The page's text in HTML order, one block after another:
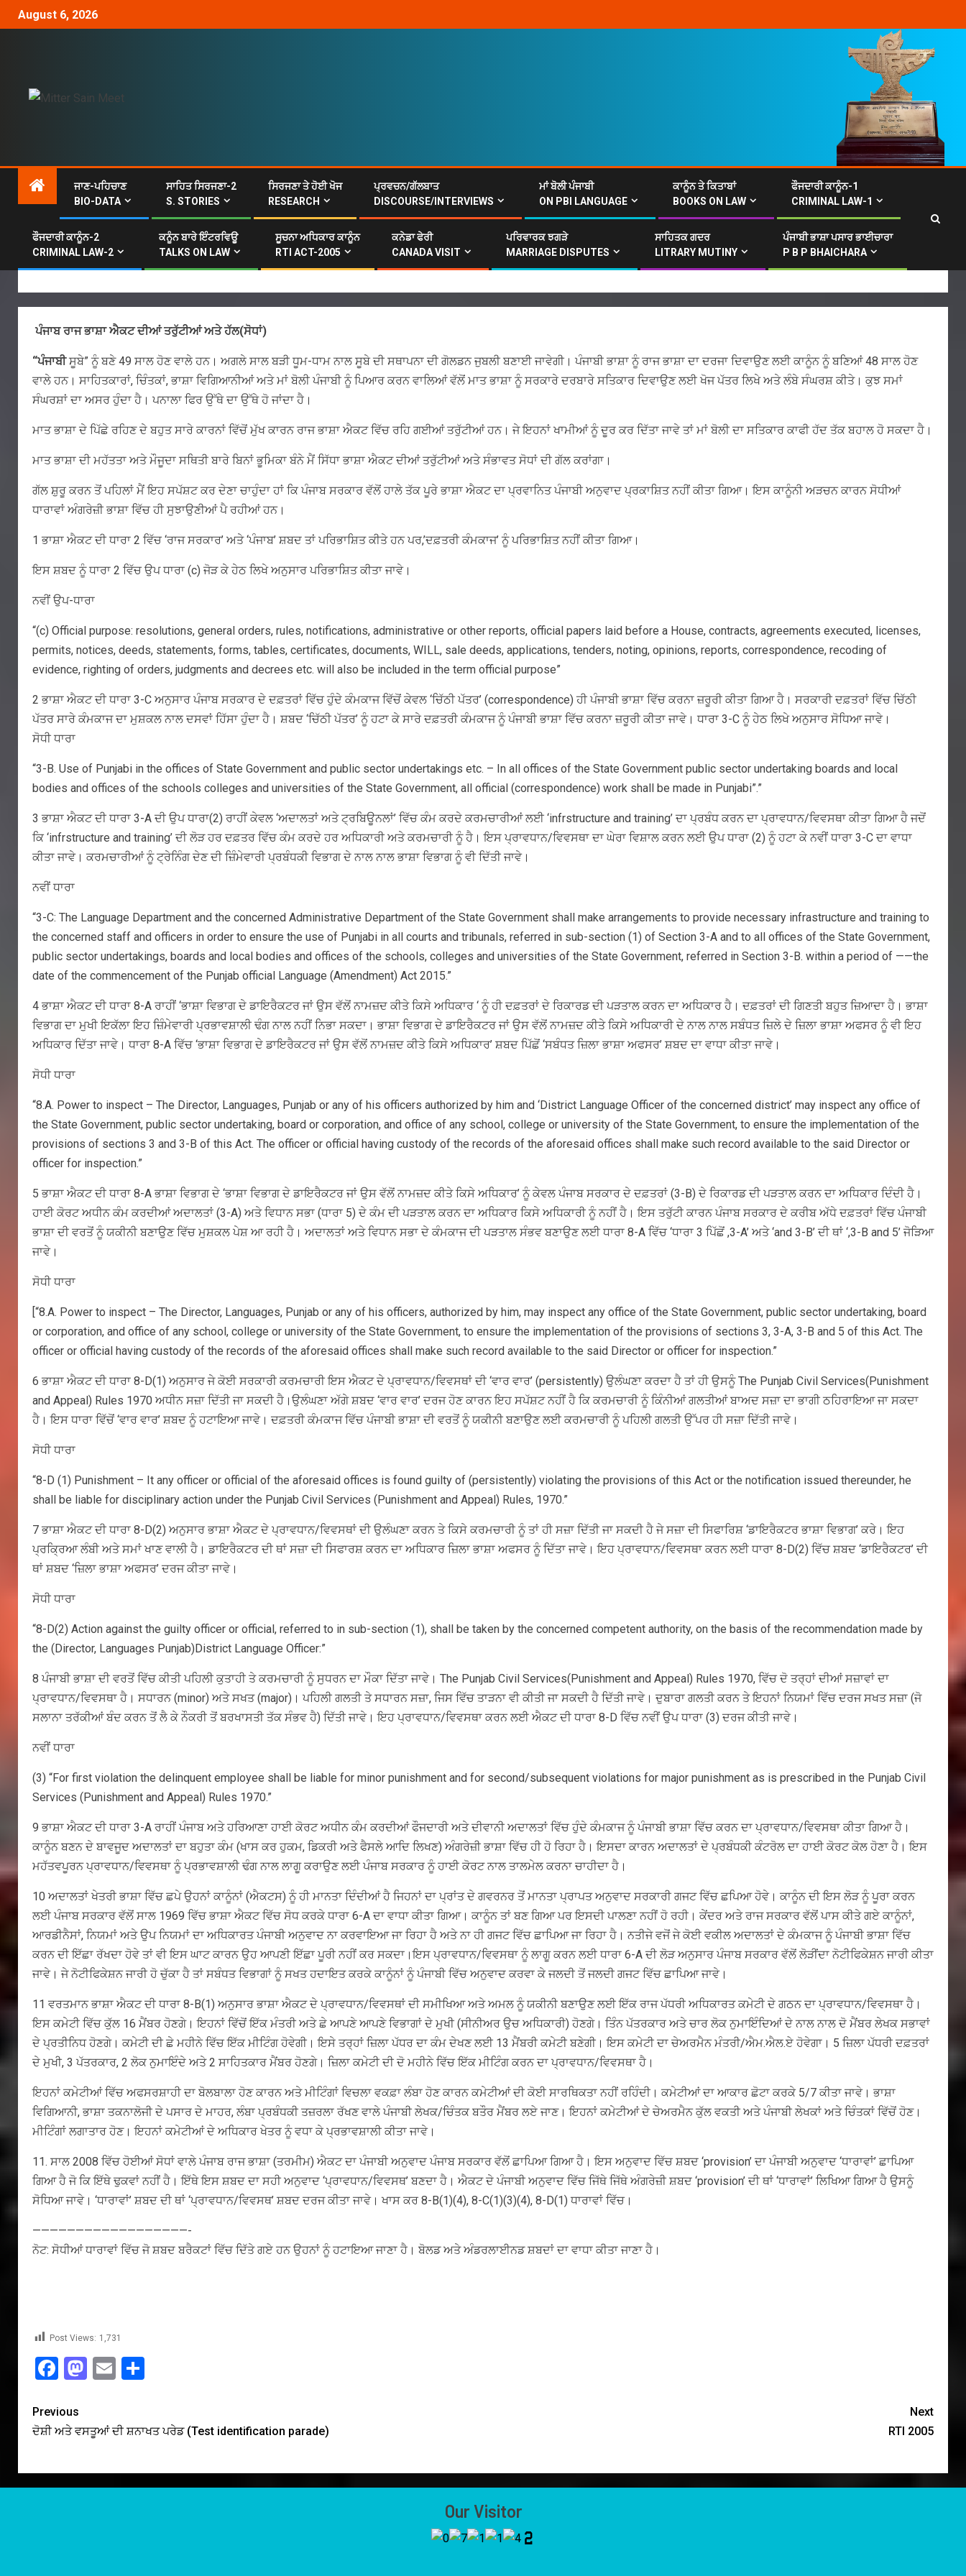
August 6, 2026
ਜਾਣ-ਪਹਿਚਾਣ
BIO-DATA
ਸਾਹਿਤ ਸਿਰਜਣਾ-2
S. STORIES
ਸਿਰਜਣਾ ਤੇ ਹੋਈ ਖੋਜ
RESEARCH
ਪ੍ਰਵਚਨ/ਗੱਲਬਾਤ
DISCOURSE/INTERVIEWS
ਮਾਂ ਬੋਲੀ ਪੰਜਾਬੀ
ON PBI LANGUAGE
ਕਾਨੂੰਨ ਤੇ ਕਿਤਾਬਾਂ
BOOKS ON LAW
ਫੌਜਦਾਰੀ ਕਾਨੂੰਨ-1
CRIMINAL LAW-1
ਫੌਜਦਾਰੀ ਕਾਨੂੰਨ-2
CRIMINAL LAW-2
ਕਨੂੰਨ ਬਾਰੇ ਇੰਟਰਵਿਊ
TALKS ON LAW
ਸੂਚਨਾ ਅਧਿਕਾਰ ਕਾਨੂੰਨ
RTI ACT-2005
ਕਨੇਡਾ ਫੇਰੀ
CANADA VISIT
ਪਰਿਵਾਰਕ ਝਗੜੇ
MARRIAGE DISPUTES
ਸਾਹਿਤਕ ਗਦਰ
LITRARY MUTINY
ਪੰਜਾਬੀ ਭਾਸ਼ਾ ਪਸਾਰ ਭਾਈਚਾਰਾ
P B P BHAICHARA
ਪੰਜਾਬ ਰਾਜ ਭਾਸ਼ਾ ਐਕਟ ਦੀਆਂ ਤਰੁੱਟੀਆਂ ਅਤੇ ਹੱਲ(ਸੋਧਾਂ)
ਪੰਜਾਬ ਰਾਜ ਭਾਸ਼ਾ ਐਕਟ ਦੀਆਂ ਤਰੁੱਟੀਆਂ ਅਤੇ ਹੱਲ(ਸੋਧਾਂ)
“ਪੰਜਾਬੀਸੂਬੇ” ਨੂੰ ਬਣੇ 49 ਸਾਲ ਹੋਣ ਵਾਲੇ ਹਨ। ਅਗਲੇ ਸਾਲ ਬੜੀ ਧੂਮ-ਧਾਮ ਨਾਲ ਸੂਬੇ ਦੀ ਸਥਾਪਨਾ ਦੀ ਗੋਲਡਨ ਜੁਬਲੀ ਬਣਾਈ ਜਾਵੇਗੀ। ਪੰਜਾਬੀ ਭਾਸ਼ਾ ਨੂੰ ਰਾਜ ਭਾਸ਼ਾ ਦਾ ਦਰਜਾ ਦਿਵਾਉਣ ਲਈ ਕਾਨੂੰਨ ਨੂੰ ਬਣਿਆਂ 48 ਸਾਲ ਹੋਣ
ਵਾਲੇ ਹਨ। ਸਾਹਿਤਕਾਰਾਂ, ਚਿੰਤਕਾਂ, ਭਾਸ਼ਾ ਵਿਗਿਆਨੀਆਂ ਅਤੇ ਮਾਂ ਬੋਲੀ ਪੰਜਾਬੀ ਨੂੰ ਪਿਆਰ ਕਰਨ ਵਾਲਿਆਂ ਵੱਲੋਂ ਮਾਤ ਭਾਸ਼ਾ ਨੂੰ ਸਰਕਾਰੇ ਦਰਬਾਰੇ ਸਤਿਕਾਰ ਦਿਵਾਉਣ ਲਈ ਖੋਜ ਪੱਤਰ ਲਿਖੇ ਅਤੇ ਲੰਬੇ ਸੰਘਰਸ਼ ਕੀਤੇ। ਕੁਝ ਸਮਾਂ
ਸੰਘਰਸ਼ਾਂ ਦਾ ਅਸਰ ਹੁੰਦਾ ਹੈ। ਪਨਾਲਾ ਫਿਰ ਉੱਥੇ ਦਾ ਉੱਥੇ ਹੋ ਜਾਂਦਾ ਹੈ।
ਮਾਤ ਭਾਸ਼ਾ ਦੇ ਪਿੱਛੇ ਰਹਿਣ ਦੇ ਬਹੁਤ ਸਾਰੇ ਕਾਰਨਾਂ ਵਿੱਚੋਂ ਮੁੱਖ ਕਾਰਨ ਰਾਜ ਭਾਸ਼ਾ ਐਕਟ ਵਿੱਚ ਰਹਿ ਗਈਆਂ ਤਰੁੱਟੀਆਂ ਹਨ। ਜੇ ਇਹਨਾਂ ਖਾਮੀਆਂ ਨੂੰ ਦੂਰ ਕਰ ਦਿੱਤਾ ਜਾਵੇ ਤਾਂ ਮਾਂ ਬੋਲੀ ਦਾ ਸਤਿਕਾਰ ਕਾਫੀ ਹੱਦ ਤੱਕ ਬਹਾਲ ਹੋ ਸਕਦਾ ਹੈ।
ਮਾਤ ਭਾਸ਼ਾ ਦੀ ਮਹੱਤਤਾ ਅਤੇ ਮੌਜੂਦਾ ਸਥਿਤੀ ਬਾਰੇ ਬਿਨਾਂ ਭੂਮਿਕਾ ਬੰਨੇ ਮੈਂ ਸਿੱਧਾ ਭਾਸ਼ਾ ਐਕਟ ਦੀਆਂ ਤਰੁੱਟੀਆਂ ਅਤੇ ਸੰਭਾਵਤ ਸੋਧਾਂ ਦੀ ਗੱਲ ਕਰਾਂਗਾ।
ਗੱਲ ਸ਼ੁਰੂ ਕਰਨ ਤੋਂ ਪਹਿਲਾਂ ਮੈਂ ਇਹ ਸਪੱਸ਼ਟ ਕਰ ਦੇਣਾ ਚਾਹੁੰਦਾ ਹਾਂ ਕਿ ਪੰਜਾਬ ਸਰਕਾਰ ਵੱਲੋਂ ਹਾਲੇ ਤੱਕ ਪੂਰੇ ਭਾਸ਼ਾ ਐਕਟ ਦਾ ਪ੍ਰਵਾਨਿਤ ਪੰਜਾਬੀ ਅਨੁਵਾਦ ਪ੍ਰਕਾਸ਼ਿਤ ਨਹੀਂ ਕੀਤਾ ਗਿਆ। ਇਸ ਕਾਨੂੰਨੀ ਅੜਚਨ ਕਾਰਨ ਸੋਧੀਆਂ
ਧਾਰਾਵਾਂ ਅੰਗਰੇਜ਼ੀ ਭਾਸ਼ਾ ਵਿੱਚ ਹੀ ਸੁਝਾਉਣੀਆਂ ਪੈ ਰਹੀਆਂ ਹਨ।
1 ਭਾਸ਼ਾ ਐਕਟ ਦੀ ਧਾਰਾ 2 ਵਿੱਚ ‘ਰਾਜ ਸਰਕਾਰ’ ਅਤੇ ‘ਪੰਜਾਬ’ ਸ਼ਬਦ ਤਾਂ ਪਰਿਭਾਸ਼ਿਤ ਕੀਤੇ ਹਨ ਪਰ,’ਦਫ਼ਤਰੀ ਕੰਮਕਾਜ’ ਨੂੰ ਪਰਿਭਾਸ਼ਿਤ ਨਹੀਂ ਕੀਤਾ ਗਿਆ।
ਇਸ ਸ਼ਬਦ ਨੂੰ ਧਾਰਾ 2 ਵਿੱਚ ਉਪ ਧਾਰਾ (c) ਜੋੜ ਕੇ ਹੇਠ ਲਿਖੇ ਅਨੁਸਾਰ ਪਰਿਭਾਸ਼ਿਤ ਕੀਤਾ ਜਾਵੇ।
ਨਵੀਂ ਉਪ-ਧਾਰਾ
“(c) Official purpose: resolutions, general orders, rules, notifications, administrative or other reports, official papers laid before a House, contracts, agreements executed, licenses,
permits, notices, deeds, statements, forms, tables, certificates, documents, WILL, sale deeds, applications, tenders, noting, opinions, reports, correspondence, recoding of
evidence, righting of orders, judgments and decrees etc. will also be included in the term official purpose”
2 ਭਾਸ਼ਾ ਐਕਟ ਦੀ ਧਾਰਾ 3-C ਅਨੁਸਾਰ ਪੰਜਾਬ ਸਰਕਾਰ ਦੇ ਦਫ਼ਤਰਾਂ ਵਿੱਚ ਹੁੰਦੇ ਕੰਮਕਾਜ ਵਿੱਚੋਂ ਕੇਵਲ ‘ਚਿੱਠੀ ਪੱਤਰ’ (correspondence) ਹੀ ਪੰਜਾਬੀ ਭਾਸ਼ਾ ਵਿੱਚ ਕਰਨਾ ਜ਼ਰੂਰੀ ਕੀਤਾ ਗਿਆ ਹੈ। ਸਰਕਾਰੀ ਦਫ਼ਤਰਾਂ ਵਿੱਚ ਚਿੱਠੀ
ਪੱਤਰ ਸਾਰੇ ਕੰਮਕਾਜ ਦਾ ਮੁਸ਼ਕਲ ਨਾਲ ਦਸਵਾਂ ਹਿੱਸਾ ਹੁੰਦਾ ਹੈ। ਸ਼ਬਦ ‘ਚਿੱਠੀ ਪੱਤਰ’ ਨੂੰ ਹਟਾ ਕੇ ਸਾਰੇ ਦਫ਼ਤਰੀ ਕੰਮਕਾਜ ਨੂੰ ਪੰਜਾਬੀ ਭਾਸ਼ਾ ਵਿੱਚ ਕਰਨਾ ਜ਼ਰੂਰੀ ਕੀਤਾ ਜਾਵੇ। ਧਾਰਾ 3-C ਨੂੰ ਹੇਠ ਲਿਖੇ ਅਨੁਸਾਰ ਸੋਧਿਆ ਜਾਵੇ।
ਸੋਧੀ ਧਾਰਾ
“3-B. Use of Punjabi in the offices of State Government and public sector undertakings etc. – In all offices of the State Government public sector undertaking boards and local
bodies and offices of the schools colleges and universities of the State Government, all official (correspondence) work shall be made in Punjabi”.”
3 ਭਾਸ਼ਾ ਐਕਟ ਦੀ ਧਾਰਾ 3-A ਦੀ ਉਪ ਧਾਰਾ(2) ਰਾਹੀਂ ਕੇਵਲ ‘ਅਦਾਲਤਾਂ ਅਤੇ ਟ੍ਰਬਿਊਨਲਾਂ’ ਵਿੱਚ ਕੰਮ ਕਰਦੇ ਕਰਮਚਾਰੀਆਂ ਲਈ ‘infrstructure and training’ ਦਾ ਪ੍ਰਬੰਧ ਕਰਨ ਦਾ ਪ੍ਰਾਵਧਾਨ/ਵਿਵਸਥਾ ਕੀਤਾ ਗਿਆ ਹੈ ਜਦੋਂ
ਕਿ ‘infrstructure and training’ ਦੀ ਲੋੜ ਹਰ ਦਫ਼ਤਰ ਵਿੱਚ ਕੰਮ ਕਰਦੇ ਹਰ ਅਧਿਕਾਰੀ ਅਤੇ ਕਰਮਚਾਰੀ ਨੂੰ ਹੈ। ਇਸ ਪ੍ਰਾਵਧਾਨ/ਵਿਵਸਥਾ ਦਾ ਘੇਰਾ ਵਿਸ਼ਾਲ ਕਰਨ ਲਈ ਉਪ ਧਾਰਾ (2) ਨੂੰ ਹਟਾ ਕੇ ਨਵੀਂ ਧਾਰਾ 3-C ਦਾ ਵਾਧਾ
ਕੀਤਾ ਜਾਵੇ। ਕਰਮਚਾਰੀਆਂ ਨੂੰ ਟ੍ਰੇਨਿੰਗ ਦੇਣ ਦੀ ਜ਼ਿੰਮੇਵਾਰੀ ਪ੍ਰਬੰਧਕੀ ਵਿਭਾਗ ਦੇ ਨਾਲ ਨਾਲ ਭਾਸ਼ਾ ਵਿਭਾਗ ਨੂੰ ਵੀ ਦਿੱਤੀ ਜਾਵੇ।
ਨਵੀਂ ਧਾਰਾ
“3-C: The Language Department and the concerned Administrative Department of the State Government shall make arrangements to provide necessary infrastructure and training to
the concerned staff and officers in order to ensure the use of Punjabi in all courts and tribunals, referred in sub-section (1) of Section 3-A and to all offices of the State Government,
public sector undertakings, boards and local bodies and offices of the schools, colleges and universities of the State Government, referred in Section 3-B. within a period of ——the
date of the commencement of the Punjab official Language (Amendment) Act 2015.”
4 ਭਾਸ਼ਾ ਐਕਟ ਦੀ ਧਾਰਾ 8-A ਰਾਹੀਂ ‘ਭਾਸ਼ਾ ਵਿਭਾਗ ਦੇ ਡਾਇਰੈਕਟਰ ਜਾਂ ਉਸ ਵੱਲੋਂ ਨਾਮਜ਼ਦ ਕੀਤੇ ਕਿਸੇ ਅਧਿਕਾਰ ‘ ਨੂੰ ਹੀ ਦਫ਼ਤਰਾਂ ਦੇ ਰਿਕਾਰਡ ਦੀ ਪੜਤਾਲ ਕਰਨ ਦਾ ਅਧਿਕਾਰ ਹੈ। ਦਫ਼ਤਰਾਂ ਦੀ ਗਿਣਤੀ ਬਹੁਤ ਜ਼ਿਆਦਾ ਹੈ। ਭਾਸ਼ਾ
ਵਿਭਾਗ ਦਾ ਮੁਖੀ ਇਕੱਲਾ ਇਹ ਜ਼ਿੰਮੇਵਾਰੀ ਪ੍ਰਭਾਵਸ਼ਾਲੀ ਢੰਗ ਨਾਲ ਨਹੀਂ ਨਿਭਾ ਸਕਦਾ। ਭਾਸ਼ਾ ਵਿਭਾਗ ਦੇ ਡਾਇਰੈਕਟਰ ਜਾਂ ਉਸ ਵੱਲੋਂ ਨਾਮਜ਼ਦ ਕੀਤੇ ਕਿਸੇ ਅਧਿਕਾਰੀ ਦੇ ਨਾਲ ਨਾਲ ਸਬੰਧਤ ਜ਼ਿਲੇ ਦੇ ਜ਼ਿਲਾ ਭਾਸ਼ਾ ਅਫਸਰ ਨੂੰ ਵੀ ਇਹ
ਅਧਿਕਾਰ ਦਿੱਤਾ ਜਾਵੇ। ਧਾਰਾ 8-A ਵਿੱਚ ‘ਭਾਸ਼ਾ ਵਿਭਾਗ ਦੇ ਡਾਇਰੈਕਟਰ ਜਾਂ ਉਸ ਵੱਲੋਂ ਨਾਮਜ਼ਦ ਕੀਤੇ ਕਿਸੇ ਅਧਿਕਾਰ’ ਸ਼ਬਦ ਪਿੱਛੋਂ ‘ਸਬੰਧਤ ਜ਼ਿਲਾ ਭਾਸ਼ਾ ਅਫਸਰ’ ਸ਼ਬਦ ਦਾ ਵਾਧਾ ਕੀਤਾ ਜਾਵੇ।
ਸੋਧੀ ਧਾਰਾ
“8.A. Power to inspect – The Director, Languages, Punjab or any of his officers authorized by him and ‘District Language Officer of the concerned district’ may inspect any office of
the State Government, public sector undertaking, board or corporation, and office of any school, college or university of the State Government, to ensure the implementation of the
provisions of sections 3 and 3-B of this Act. The officer or official having custody of the records of the aforesaid offices shall make such record available to the said Director or
officer for inspection.”
5 ਭਾਸ਼ਾ ਐਕਟ ਦੀ ਧਾਰਾ 8-A ਭਾਸ਼ਾ ਵਿਭਾਗ ਦੇ ‘ਭਾਸ਼ਾ ਵਿਭਾਗ ਦੇ ਡਾਇਰੈਕਟਰ ਜਾਂ ਉਸ ਵੱਲੋਂ ਨਾਮਜ਼ਦ ਕੀਤੇ ਕਿਸੇ ਅਧਿਕਾਰ’ ਨੂੰ ਕੇਵਲ ਪੰਜਾਬ ਸਰਕਾਰ ਦੇ ਦਫ਼ਤਰਾਂ (3-B) ਦੇ ਰਿਕਾਰਡ ਦੀ ਪੜਤਾਲ ਕਰਨ ਦਾ ਅਧਿਕਾਰ ਦਿੰਦੀ ਹੈ।
ਹਾਈ ਕੋਰਟ ਅਧੀਨ ਕੰਮ ਕਰਦੀਆਂ ਅਦਾਲਤਾਂ (3-A) ਅਤੇ ਵਿਧਾਨ ਸਭਾ (ਧਾਰਾ 5) ਦੇ ਕੰਮ ਦੀ ਪੜਤਾਲ ਕਰਨ ਦਾ ਅਧਿਕਾਰ ਕਿਸੇ ਅਧਿਕਾਰੀ ਨੂੰ ਨਹੀਂ ਹੈ। ਇਸ ਤਰੁੱਟੀ ਕਾਰਨ ਪੰਜਾਬ ਸਰਕਾਰ ਦੇ ਕਰੀਬ ਅੱਧੇ ਦਫ਼ਤਰਾਂ ਵਿੱਚ ਪੰਜਾਬੀ
ਭਾਸ਼ਾ ਦੀ ਵਰਤੋਂ ਨੂੰ ਯਕੀਨੀ ਬਣਾਉਣ ਵਿੱਚ ਮੁਸ਼ਕਲ ਪੇਸ਼ ਆ ਰਹੀ ਹੈ। ਅਦਾਲਤਾਂ ਅਤੇ ਵਿਧਾਨ ਸਭਾ ਦੇ ਕੰਮਕਾਜ ਦੀ ਪੜਤਾਲ ਸੰਭਵ ਬਣਾਉਣ ਲਈ ਧਾਰਾ 8-A ਵਿੱਚ ‘ਧਾਰਾ 3 ਪਿੱਛੋਂ ,3-A’ ਅਤੇ ‘and 3-B’ ਦੀ ਥਾਂ ‘,3-B and 5’ ਜੋੜਿਆ
ਜਾਵੇ।
ਸੋਧੀ ਧਾਰਾ
[“8.A. Power to inspect – The Director, Languages, Punjab or any of his officers, authorized by him, may inspect any office of the State Government, public sector undertaking, board
or corporation, and office of any school, college or university of the State Government, to ensure the implementation of the provisions of sections 3, 3-A, 3-B and 5 of this Act. The
officer or official having custody of the records of the aforesaid offices shall make such record available to the said Director or officer for inspection.”
6 ਭਾਸ਼ਾ ਐਕਟ ਦੀ ਧਾਰਾ 8-D(1) ਅਨੁਸਾਰ ਜੇ ਕੋਈ ਸਰਕਾਰੀ ਕਰਮਚਾਰੀ ਇਸ ਐਕਟ ਦੇ ਪ੍ਰਾਵਧਾਨ/ਵਿਵਸਥਾਂ ਦੀ ‘ਵਾਰ ਵਾਰ’ (persistently) ਉਲੰਘਣਾ ਕਰਦਾ ਹੈ ਤਾਂ ਹੀ ਉਸਨੂੰ The Punjab Civil Services(Punishment
and Appeal) Rules 1970 ਅਧੀਨ ਸਜ਼ਾ ਦਿੱਤੀ ਜਾ ਸਕਦੀ ਹੈ।ਉਲੰਘਣਾ ਅੱਗੇ ਸ਼ਬਦ ‘ਵਾਰ ਵਾਰ’ ਦਰਜ ਹੋਣ ਕਾਰਨ ਇਹ ਸਪੱਸ਼ਟ ਨਹੀਂ ਹੈ ਕਿ ਕਰਮਚਾਰੀ ਨੂੰ ਕਿੰਨੀਆਂ ਗਲਤੀਆਂ ਬਾਅਦ ਸਜ਼ਾ ਦਾ ਭਾਗੀ ਠਹਿਰਾਇਆ ਜਾ ਸਕਦਾ
ਹੈ। ਇਸ ਧਾਰਾ ਵਿੱਚੋਂ ‘ਵਾਰ ਵਾਰ’ ਸ਼ਬਦ ਨੂੰ ਹਟਾਇਆ ਜਾਵੇ। ਦਫ਼ਤਰੀ ਕੰਮਕਾਜ ਵਿੱਚ ਪੰਜਾਬੀ ਭਾਸ਼ਾ ਦੀ ਵਰਤੋਂ ਨੂੰ ਯਕੀਨੀ ਬਣਾਉਣ ਲਈ ਕਰਮਚਾਰੀ ਨੂੰ ਪਹਿਲੀ ਗਲਤੀ ਉੱਪਰ ਹੀ ਸਜ਼ਾ ਦਿੱਤੀ ਜਾਵੇ।
ਸੋਧੀ ਧਾਰਾ
“8-D (1) Punishment – It any officer or official of the aforesaid offices is found guilty of (persistently) violating the provisions of this Act or the notification issued thereunder, he
shall be liable for disciplinary action under the Punjab Civil Services (Punishment and Appeal) Rules, 1970.”
7 ਭਾਸ਼ਾ ਐਕਟ ਦੀ ਧਾਰਾ 8-D(2) ਅਨੁਸਾਰ ਭਾਸ਼ਾ ਐਕਟ ਦੇ ਪ੍ਰਾਵਧਾਨ/ਵਿਵਸਥਾਂ ਦੀ ਉਲੰਘਣਾ ਕਰਨ ਤੇ ਕਿਸੇ ਕਰਮਚਾਰੀ ਨੂੰ ਤਾਂ ਹੀ ਸਜ਼ਾ ਦਿੱਤੀ ਜਾ ਸਕਦੀ ਹੈ ਜੇ ਸਜ਼ਾ ਦੀ ਸਿਫਾਰਿਸ਼ ‘ਡਾਇਰੈਕਟਰ ਭਾਸ਼ਾ ਵਿਭਾਗ’ ਕਰੇ। ਇਹ
ਪ੍ਰਕ੍ਰਿਆ ਲੰਬੀ ਅਤੇ ਸਮਾਂ ਖਾਣ ਵਾਲੀ ਹੈ। ਡਾਇਰੈਕਟਰ ਦੀ ਥਾਂ ਸਜ਼ਾ ਦੀ ਸਿਫਾਰਸ਼ ਕਰਨ ਦਾ ਅਧਿਕਾਰ ਜ਼ਿਲਾ ਭਾਸ਼ਾ ਅਫਸਰ ਨੂੰ ਦਿੱਤਾ ਜਾਵੇ। ਇਹ ਪ੍ਰਾਵਧਾਨ/ਵਿਵਸਥਾ ਕਰਨ ਲਈ ਧਾਰਾ 8-D(2) ਵਿੱਚ ਸ਼ਬਦ ‘ਡਾਇਰੈਕਟਰ’ ਦੀ
ਥਾਂ ਸ਼ਬਦ ‘ਜ਼ਿਲਾ ਭਾਸ਼ਾ ਅਫਸਰ’ ਦਰਜ ਕੀਤਾ ਜਾਵੇ।
ਸੋਧੀ ਧਾਰਾ
“8-D(2) Action against the guilty officer or official, referred to in sub-section (1), shall be taken by the concerned competent authority, on the basis of the recommendation made by
the (Director, Languages Punjab)District Language Officer:”
8 ਪੰਜਾਬੀ ਭਾਸ਼ਾ ਦੀ ਵਰਤੋਂ ਵਿੱਚ ਕੀਤੀ ਪਹਿਲੀ ਕੁਤਾਹੀ ਤੇ ਕਰਮਚਾਰੀ ਨੂੰ ਸੁਧਰਨ ਦਾ ਮੌਕਾ ਦਿੱਤਾ ਜਾਵੇ। The Punjab Civil Services(Punishment and Appeal) Rules 1970, ਵਿੱਚ ਦੋ ਤਰ੍ਹਾਂ ਦੀਆਂ ਸਜ਼ਾਵਾਂ ਦਾ
ਪ੍ਰਾਵਧਾਨ/ਵਿਵਸਥਾ ਹੈ। ਸਧਾਰਨ (minor) ਅਤੇ ਸਖਤ (major)। ਪਹਿਲੀ ਗਲਤੀ ਤੇ ਸਧਾਰਨ ਸਜ਼ਾ, ਜਿਸ ਵਿੱਚ ਤਾੜਨਾ ਵੀ ਕੀਤੀ ਜਾ ਸਕਦੀ ਹੈ ਦਿੱਤੀ ਜਾਵੇ। ਦੁਬਾਰਾ ਗਲਤੀ ਕਰਨ ਤੇ ਇਹਨਾਂ ਨਿਯਮਾਂ ਵਿੱਚ ਦਰਜ ਸਖਤ ਸਜ਼ਾ (ਜੋ
ਸਲਾਨਾ ਤਰੱਕੀਆਂ ਬੰਦ ਕਰਨ ਤੋਂ ਲੈ ਕੇ ਨੌਕਰੀ ਤੋਂ ਬਰਖਾਸਤੀ ਤੱਕ ਸੰਭਵ ਹੈ) ਦਿੱਤੀ ਜਾਵੇ। ਇਹ ਪ੍ਰਾਵਧਾਨ/ਵਿਵਸਥਾ ਕਰਨ ਲਈ ਐਕਟ ਦੀ ਧਾਰਾ 8-D ਵਿੱਚ ਨਵੀਂ ਉਪ ਧਾਰਾ (3) ਦਰਜ ਕੀਤੀ ਜਾਵੇ।
ਨਵੀਂ ਧਾਰਾ
(3) “For first violation the delinquent employee shall be liable for minor punishment and for second/subsequent violations for major punishment as is prescribed in the Punjab Civil
Services (Punishment and Appeal) Rules 1970.”
9 ਭਾਸ਼ਾ ਐਕਟ ਦੀ ਧਾਰਾ 3-A ਰਾਹੀਂ ਪੰਜਾਬ ਅਤੇ ਹਰਿਆਣਾ ਹਾਈ ਕੋਰਟ ਅਧੀਨ ਕੰਮ ਕਰਦੀਆਂ ਫੌਜਦਾਰੀ ਅਤੇ ਦੀਵਾਨੀ ਅਦਾਲਤਾਂ ਵਿੱਚ ਹੁੰਦੇ ਕੰਮਕਾਜ ਨੂੰ ਪੰਜਾਬੀ ਭਾਸ਼ਾ ਵਿੱਚ ਕਰਨ ਦਾ ਪ੍ਰਾਵਧਾਨ/ਵਿਵਸਥਾ ਕੀਤਾ ਗਿਆ ਹੈ।
ਕਾਨੂੰਨ ਬਣਨ ਦੇ ਬਾਵਜੂਦ ਅਦਾਲਤਾਂ ਦਾ ਬਹੁਤਾ ਕੰਮ (ਖਾਸ ਕਰ ਹੁਕਮ, ਡਿਕਰੀ ਅਤੇ ਫੈਸਲੇ ਆਦਿ ਲਿਖਣ) ਅੰਗਰੇਜ਼ੀ ਭਾਸ਼ਾ ਵਿੱਚ ਹੀ ਹੋ ਰਿਹਾ ਹੈ। ਇਸਦਾ ਕਾਰਨ ਅਦਾਲਤਾਂ ਦੇ ਪ੍ਰਬੰਧਕੀ ਕੰਟਰੋਲ ਦਾ ਹਾਈ ਕੋਰਟ ਕੋਲ ਹੋਣਾ ਹੈ। ਇਸ
ਮਹੱਤਵਪੂਰਨ ਪ੍ਰਾਵਧਾਨ/ਵਿਵਸਥਾ ਨੂੰ ਪ੍ਰਭਾਵਸ਼ਾਲੀ ਢੰਗ ਨਾਲ ਲਾਗੂ ਕਰਾਉਣ ਲਈ ਪੰਜਾਬ ਸਰਕਾਰ ਨੂੰ ਹਾਈ ਕੋਰਟ ਨਾਲ ਤਾਲਮੇਲ ਕਰਨਾ ਚਾਹੀਦਾ ਹੈ।
10 ਅਦਾਲਤਾਂ ਖੇਤਰੀ ਭਾਸ਼ਾ ਵਿੱਚ ਛਪੇ ਉਹਨਾਂ ਕਾਨੂੰਨਾਂ (ਐਕਟਸ) ਨੂੰ ਹੀ ਮਾਨਤਾ ਦਿੰਦੀਆਂ ਹੈ ਜਿਹਨਾਂ ਦਾ ਪ੍ਰਾਂਤ ਦੇ ਗਵਰਨਰ ਤੋਂ ਮਾਨਤਾ ਪ੍ਰਾਪਤ ਅਨੁਵਾਦ ਸਰਕਾਰੀ ਗਜਟ ਵਿੱਚ ਛਪਿਆ ਹੋਵੇ। ਕਾਨੂੰਨ ਦੀ ਇਸ ਲੋੜ ਨੂੰ ਪੂਰਾ ਕਰਨ
ਲਈ ਪੰਜਾਬ ਸਰਕਾਰ ਵੱਲੋਂ ਸਾਲ 1969 ਵਿੱਚ ਭਾਸ਼ਾ ਐਕਟ ਵਿੱਚ ਸੋਧ ਕਰਕੇ ਧਾਰਾ 6-A ਦਾ ਵਾਧਾ ਕੀਤਾ ਗਿਆ। ਕਾਨੂੰਨ ਤਾਂ ਬਣ ਗਿਆ ਪਰ ਇਸਦੀ ਪਾਲਣਾ ਨਹੀਂ ਹੋ ਰਹੀ। ਕੇਂਦਰ ਅਤੇ ਰਾਜ ਸਰਕਾਰ ਵੱਲੋਂ ਪਾਸ ਕੀਤੇ ਗਏ ਕਾਨੂੰਨਾਂ,
ਆਰਡੀਨੈਸਾਂ, ਨਿਯਮਾਂ ਅਤੇ ਉਪ ਨਿਯਮਾਂ ਦਾ ਅਧਿਕਾਰਤ ਪੰਜਾਬੀ ਅਨੁਵਾਦ ਨਾ ਕਰਵਾਇਆ ਜਾ ਰਿਹਾ ਹੈ ਅਤੇ ਨਾ ਹੀ ਗਜਟ ਵਿੱਚ ਛਾਪਿਆ ਜਾ ਰਿਹਾ ਹੈ। ਨਤੀਜੇ ਵਜੋਂ ਜੇ ਕੋਈ ਵਕੀਲ ਅਦਾਲਤਾਂ ਦੇ ਕੰਮਕਾਜ ਨੂੰ ਪੰਜਾਬੀ ਭਾਸ਼ਾ ਵਿੱਚ
ਕਰਨ ਦੀ ਇੱਛਾ ਰੱਖਦਾ ਹੋਵੇ ਤਾਂ ਵੀ ਇਸ ਘਾਟ ਕਾਰਨ ਉਹ ਆਪਣੀ ਇੱਛਾ ਪੂਰੀ ਨਹੀਂ ਕਰ ਸਕਦਾ।ਇਸ ਪ੍ਰਾਵਧਾਨ/ਵਿਵਸਥਾ ਨੂੰ ਲਾਗੂ ਕਰਨ ਲਈ ਧਾਰਾ 6-A ਦੀ ਲੋੜ ਅਨੁਸਾਰ ਪੰਜਾਬ ਸਰਕਾਰ ਵੱਲੋਂ ਲੋੜੀਂਦਾ ਨੋਟੀਫਿਕੇਸ਼ਨ ਜਾਰੀ ਕੀਤਾ
ਜਾਵੇ। ਜੇ ਨੋਟੀਫਿਕੇਸ਼ਨ ਜਾਰੀ ਹੋ ਚੁੱਕਾ ਹੈ ਤਾਂ ਸਬੰਧਤ ਵਿਭਾਗਾਂ ਨੂੰ ਸਖਤ ਹਦਾਇਤ ਕਰਕੇ ਕਾਨੂੰਨਾਂ ਨੂੰ ਪੰਜਾਬੀ ਵਿੱਚ ਅਨੁਵਾਦ ਕਰਵਾ ਕੇ ਜਲਦੀ ਤੋਂ ਜਲਦੀ ਗਜਟ ਵਿੱਚ ਛਾਪਿਆ ਜਾਵੇ।
11 ਵਰਤਮਾਨ ਭਾਸ਼ਾ ਐਕਟ ਦੀ ਧਾਰਾ 8-B(1) ਅਨੁਸਾਰ ਭਾਸ਼ਾ ਐਕਟ ਦੇ ਪ੍ਰਾਵਧਾਨ/ਵਿਵਸਥਾਂ ਦੀ ਸਮੀਖਿਆ ਅਤੇ ਅਮਲ ਨੂੰ ਯਕੀਨੀ ਬਣਾਉਣ ਲਈ ਇੱਕ ਰਾਜ ਪੱਧਰੀ ਅਧਿਕਾਰਤ ਕਮੇਟੀ ਦੇ ਗਠਨ ਦਾ ਪ੍ਰਾਵਧਾਨ/ਵਿਵਸਥਾ ਹੈ।
ਇਸ ਕਮੇਟੀ ਵਿੱਚ ਕੁੱਲ 16 ਮੈਂਬਰ ਹੋਣਗੇ। ਇਹਨਾਂ ਵਿੱਚੋਂ ਇੱਕ ਮੰਤਰੀ ਅਤੇ ਛੇ ਆਪਣੇ ਆਪਣੇ ਵਿਭਾਗਾਂ ਦੇ ਮੁਖੀ (ਸੀਨੀਅਰ ਉਚ ਅਧਿਕਾਰੀ) ਹੋਣਗੇ। ਤਿੰਨ ਪੱਤਰਕਾਰ ਅਤੇ ਚਾਰ ਲੋਕ ਨੁਮਾਇੰਦਿਆਂ ਦੇ ਨਾਲ ਨਾਲ ਦੋ ਮੈਂਬਰ ਲੇਖਕ ਸਭਾਵਾਂ
ਦੇ ਪ੍ਰਤੀਨਿਧ ਹੋਣਗੇ। ਕਮੇਟੀ ਦੀ ਛੇ ਮਹੀਨੇ ਵਿੱਚ ਇੱਕ ਮੀਟਿੰਗ ਹੋਵੇਗੀ। ਇਸੇ ਤਰ੍ਹਾਂ ਜ਼ਿਲਾ ਪੱਧਰ ਦਾ ਕੰਮ ਦੇਖਣ ਲਈ 13 ਮੈਂਬਰੀ ਕਮੇਟੀ ਬਣੇਗੀ। ਇਸ ਕਮੇਟੀ ਦਾ ਚੇਅਰਮੈਨ ਮੰਤਰੀ/ਐਮ.ਐਲ.ਏ ਹੋਵੇਗਾ। 5 ਜ਼ਿਲਾ ਪੱਧਰੀ ਦਫ਼ਤਰਾਂ
ਦੇ ਮੁਖੀ, 3 ਪੱਤਰਕਾਰ, 2 ਲੋਕ ਨੁਮਾਇੰਦੇ ਅਤੇ 2 ਸਾਹਿਤਕਾਰ ਮੈਂਬਰ ਹੋਣਗੇ। ਜ਼ਿਲਾ ਕਮੇਟੀ ਦੀ ਦੋ ਮਹੀਨੇ ਵਿੱਚ ਇੱਕ ਮੀਟਿੰਗ ਕਰਨ ਦਾ ਪ੍ਰਾਵਧਾਨ/ਵਿਵਸਥਾ ਹੈ।
ਇਹਨਾਂ ਕਮੇਟੀਆਂ ਵਿੱਚ ਅਫਸਰਸ਼ਾਹੀ ਦਾ ਬੋਲਬਾਲਾ ਹੋਣ ਕਾਰਨ ਅਤੇ ਮੀਟਿੰਗਾਂ ਵਿਚਲਾ ਵਕਫ਼ਾ ਲੰਬਾ ਹੋਣ ਕਾਰਨ ਕਮੇਟੀਆਂ ਦੀ ਕੋਈ ਸਾਰਥਿਕਤਾ ਨਹੀਂ ਰਹਿੰਦੀ। ਕਮੇਟੀਆਂ ਦਾ ਆਕਾਰ ਛੋਟਾ ਕਰਕੇ 5/7 ਕੀਤਾ ਜਾਵੇ। ਭਾਸ਼ਾ
ਵਿਗਿਆਨੀ, ਭਾਸ਼ਾ ਤਕਨਾਲੋਜੀ ਦੇ ਪਸਾਰ ਦੇ ਮਾਹਰ, ਲੰਬਾ ਪ੍ਰਬੰਧਕੀ ਤਜ਼ਰਲਾ ਰੱਖਣ ਵਾਲੇ ਪੰਜਾਬੀ ਲੇਖਕ/ਚਿੰਤਕ ਬਤੌਰ ਮੈਂਬਰ ਲਏ ਜਾਣ। ਇਹਨਾਂ ਕਮੇਟੀਆਂ ਦੇ ਚੇਅਰਮੈਨ ਕੁੱਲ ਵਕਤੀ ਅਤੇ ਪੰਜਾਬੀ ਲੇਖਕਾਂ ਅਤੇ ਚਿੰਤਕਾਂ ਵਿੱਚੋਂ ਹੋਣ।
ਮੀਟਿੰਗਾਂ ਲਗਾਤਾਰ ਹੋਣ। ਇਹਨਾਂ ਕਮੇਟੀਆਂ ਦੇ ਅਧਿਕਾਰ ਖੇਤਰ ਨੂੰ ਵਧਾ ਕੇ ਪ੍ਰਭਾਵਸ਼ਾਲੀ ਕੀਤਾ ਜਾਵੇ।
11. ਸਾਲ 2008 ਵਿੱਚ ਹੋਈਆਂ ਸੋਧਾਂ ਵਾਲੇ ਪੰਜਾਬ ਰਾਜ ਭਾਸ਼ਾ (ਤਰਮੀਮ) ਐਕਟ ਦਾ ਪੰਜਾਬੀ ਅਨੁਵਾਦ ਪੰਜਾਬ ਸਰਕਾਰ ਵੱਲੋਂ ਛਾਪਿਆ ਗਿਆ ਹੈ। ਇਸ ਅਨੁਵਾਦ ਵਿੱਚ ਸ਼ਬਦ ‘provision’ ਦਾ ਪੰਜਾਬੀ ਅਨੁਵਾਦ ‘ਧਾਰਾਵਾਂ’ ਛਾਪਿਆ
ਗਿਆ ਹੈ ਜੋ ਕਿ ਇੱਥੇ ਢੁਕਵਾਂ ਨਹੀਂ ਹੈ। ਇੱਥੇ ਇਸ ਸ਼ਬਦ ਦਾ ਸਹੀ ਅਨੁਵਾਦ ‘ਪ੍ਰਾਵਧਾਨ/ਵਿਵਸਥ’ ਬਣਦਾ ਹੈ। ਐਕਟ ਦੇ ਪੰਜਾਬੀ ਅਨੁਵਾਦ ਵਿੱਚ ਜਿੱਥੇ ਜਿੱਥੇ ਅੰਗਰੇਜ਼ੀ ਸ਼ਬਦ ‘provision’ ਦੀ ਥਾਂ ‘ਧਾਰਾਵਾਂ’ ਲਿਖਿਆ ਗਿਆ ਹੈ ਉਸਨੂੰ
ਸੋਧਿਆ ਜਾਵੇ। ‘ਧਾਰਾਵਾਂ’ ਸ਼ਬਦ ਦੀ ਥਾਂ ‘ਪ੍ਰਾਵਧਾਨ/ਵਿਵਸਥ’ ਸ਼ਬਦ ਦਰਜ ਕੀਤਾ ਜਾਵੇ। ਖਾਸ ਕਰ 8-B(1)(4), 8-C(1)(3)(4), 8-D(1) ਧਾਰਾਵਾਂ ਵਿੱਚ।
——————————————————-
ਨੋਟ: ਸੋਧੀਆਂ ਧਾਰਾਵਾਂ ਵਿੱਚ ਜੋ ਸ਼ਬਦ ਬਰੈਕਟਾਂ ਵਿੱਚ ਦਿੱਤੇ ਗਏ ਹਨ ਉਹਨਾਂ ਨੂੰ ਹਟਾਇਆ ਜਾਣਾ ਹੈ। ਬੋਲਡ ਅਤੇ ਅੰਡਰਲਾਈਨਡ ਸ਼ਬਦਾਂ ਦਾ ਵਾਧਾ ਕੀਤਾ ਜਾਣਾ ਹੈ।
Post Views: 1,731
Facebook
Mastodon
Email
Previous
ਦੋਸ਼ੀ ਅਤੇ ਵਸਤੂਆਂ ਦੀ ਸ਼ਨਾਖਤ ਪਰੇਡ (Test identification parade)
Next
RTI 2005
Our Visitor